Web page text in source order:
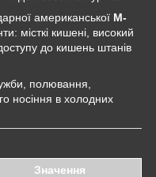
американської M-
місткі кишені, високий
до кишень штанів
полювання,
носіння в холодних
Значення